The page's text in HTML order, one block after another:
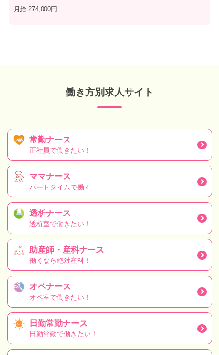
月給 274,000円
働き方別求人サイト
常勤ナース
正社員で働きたい！
ママナース
パートタイムで働く
透析ナース
透析室で働きたい！
助産師・産科ナース
働くなら絶対産科！
オペナース
オペ室で働きたい！
日勤常勤ナース
日勤常勤で働きたい！